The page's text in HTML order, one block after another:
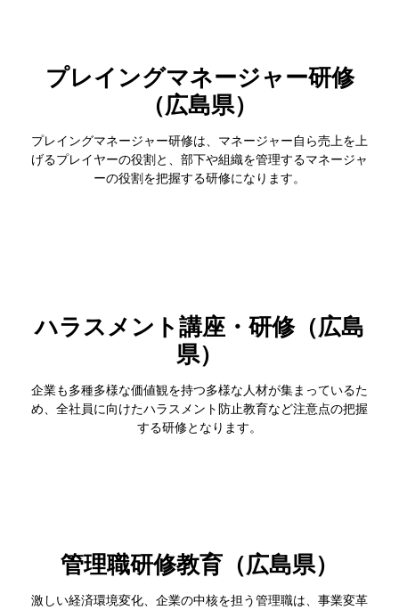
プレイングマネージャー研修
（広島県）
プレイングマネージャー研修は、マネージャー自ら売上を上
げるプレイヤーの役割と、部下や組織を管理するマネージャ
ーの役割を把握する研修になります。
ハラスメント講座・研修（広島
県）
企業も多種多様な価値観を持つ多様な人材が集まっているた
め、全社員に向けたハラスメント防止教育など注意点の把握
する研修となります。
管理職研修教育（広島県）
激しい経済環境変化、企業の中核を担う管理職は、事業変革